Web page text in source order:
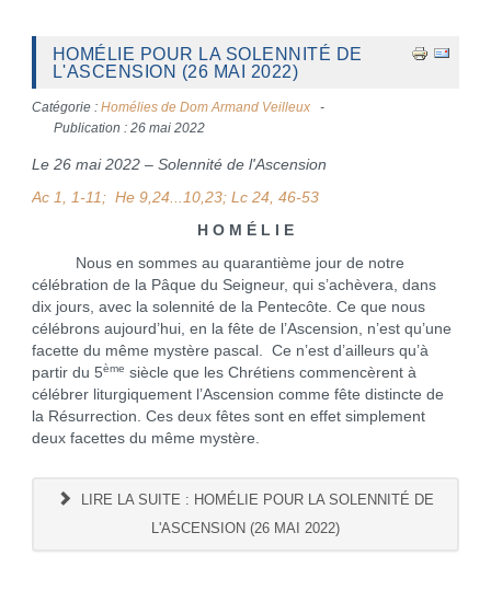
HOMÉLIE POUR LA SOLENNITÉ DE
L'ASCENSION (26 MAI 2022)
Catégorie : Homélies de Dom Armand Veilleux
Publication : 26 mai 2022
Le 26 mai 2022 – Solennité de l'Ascension
Ac 1, 1-11; He 9,24...10,23; Lc 24, 46-53
H O M É L I E
Nous en sommes au quarantième jour de notre
célébration de la Pâque du Seigneur, qui s’achèvera, dans
dix jours, avec la solennité de la Pentecôte. Ce que nous
célébrons aujourd’hui, en la fête de l’Ascension, n’est qu’une
facette du même mystère pascal. Ce n’est d’ailleurs qu’à
partir du 5ème siècle que les Chrétiens commencèrent à
célébrer liturgiquement l’Ascension comme fête distincte de
la Résurrection. Ces deux fêtes sont en effet simplement
deux facettes du même mystère.
LIRE LA SUITE : HOMÉLIE POUR LA SOLENNITÉ DE
L'ASCENSION (26 MAI 2022)